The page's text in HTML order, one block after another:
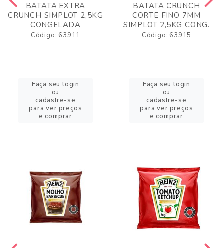
BATATA EXTRA
CRUNCH SIMPLOT 2,5KG
CONGELADA
Código: 63911
Faça seu login
ou
cadastre-se
para ver preços
e comprar
BATATA CRUNCH
CORTE FINO 7MM
SIMPLOT 2,5KG CONG.
Código: 63915
Faça seu login
ou
cadastre-se
para ver preços
e comprar